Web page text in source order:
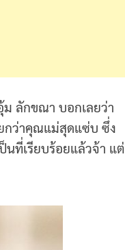
ลักขณา บอกเลยว่า
กว่าคุณแม่สุดแซ่บ ซึ่ง
นที่เรียบร้อยแล้วจ้า แต่